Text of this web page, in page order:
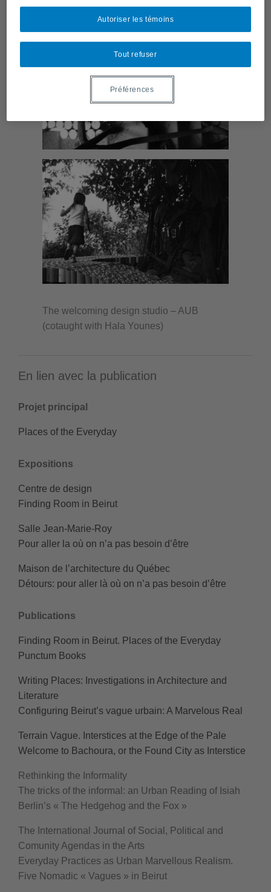
The welcoming design studio – AUB
(cotaught with Hala Younes)
En lien avec la publication
Projet principal
Places of the Everyday
Expositions
Centre de design
Finding Room in Beirut
Salle Jean-Marie-Roy
Pour aller la où on n’a pas besoin d’être
Maison de l’architecture du Québec
Détours: pour aller là où on n’a pas besoin d’être
Publications
Finding Room in Beirut. Places of the Everyday
Punctum Books
Writing Places: Investigations in Architecture and
Literature
Configuring Beirut’s vague urbain: A Marvelous Real
Terrain Vague. Interstices at the Edge of the Pale
Welcome to Bachoura, or the Found City as Interstice
Rethinking the Informality
The tricks of the informal: an Urban Reading of Isiah
Berlin’s « The Hedgehog and the Fox »
The International Journal of Social, Political and
Comunity Agendas in the Arts
Everyday Practices as Urban Marvellous Realism.
Five Nomadic « Vagues » in Beirut
Tout refuser
Autoriser les témoins
Préférences